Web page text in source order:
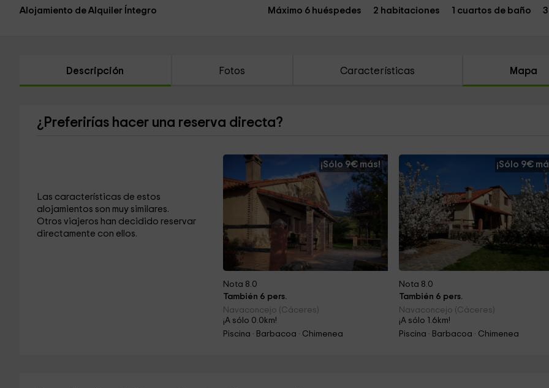
Alojamiento de Alquiler Íntegro Máximo 6 huéspedes 2 habitaciones 1 cuartos de baño
Descripción Fotos Características Mapa
¿Preferirías hacer una reserva directa?
Las características de estos
alojamientos son muy similares.
Otros viajeros han decidido reservar
directamente con ellos.
¡Sólo 9€ más!
Nota 8.0
También 6 pers.
Navaconcejo (Cáceres)
¡A sólo 0.0km!
Piscina · Barbacoa · Chimenea
¡Sólo 9€
Nota 8.0
También 6 pers.
Navaconcejo (Cáceres)
¡A sólo 1.6km!
Piscina · Barbacoa · Chimenea